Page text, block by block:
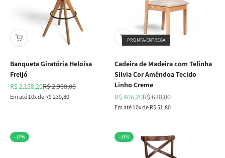
Banqueta Giratória Heloísa
Freijó
Preço promocional
R$ 2.158,20Preço normal
R$ 2.998,00
Em até 10x de R$ 239,80
PRONTA-ENTREGA
Cadeira de Madeira com Telinha
Silvia Cor Amêndoa Tecido
Linho Creme
Preço promocional
R$ 466,20Preço normal
R$ 628,00
Em até 10x de R$ 51,80
- 17% - 17%